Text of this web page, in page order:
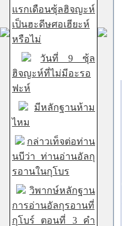
แรกเดือนซุ้ลฮิจญะห์
เป็นฮะดีษศอเฮียะห์
หรือไม่
วันที่ 9 ซุ้ล
ฮิจญะห์ที่ไม่มีอะรอ
ฟะห์
มีหลักฐานห้าม
ไหม
กล่าวเท็จต่อท่าน
นบีว่า ท่านอ่านอัลกุ
รอานในกุโบร
วิพากษ์หลักฐาน
การอ่านอัลกุรอานที่
กุโบร์ ตอนที่ 3 คำ